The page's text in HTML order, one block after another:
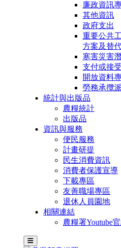
廉政資訊
其他資訊
政府支出
重要公共
方案及替
寒害災害
支付或接
開放資料
勞務承攬
統計與出版品
農糧統計
出版品
資訊與服務
便民服務
計畫研提
民生消費資訊
消費者保護宣導
下載專區
友善職場專區
退休人員園地
相關連結
農糧署Youtube
主選單